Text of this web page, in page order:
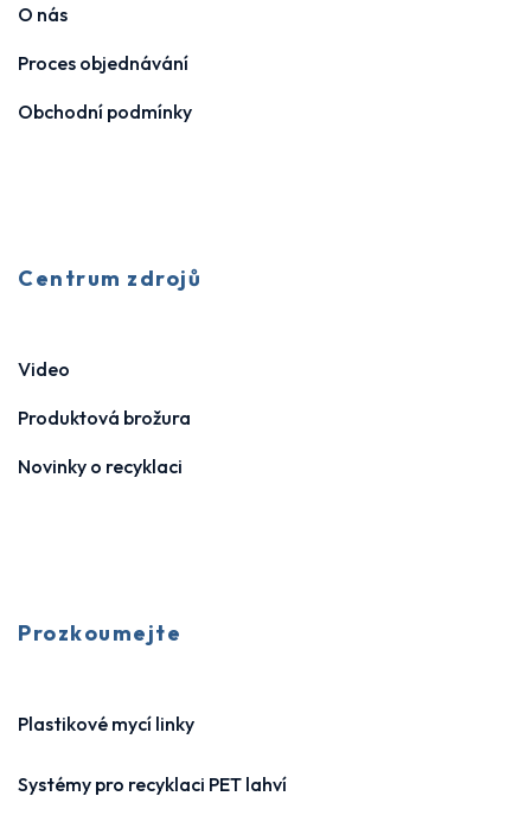
O nás
Proces objednávání
Obchodní podmínky
Centrum zdrojů
Video
Produktová brožura
Novinky o recyklaci
Prozkoumejte
Plastikové mycí linky
Systémy pro recyklaci PET lahví